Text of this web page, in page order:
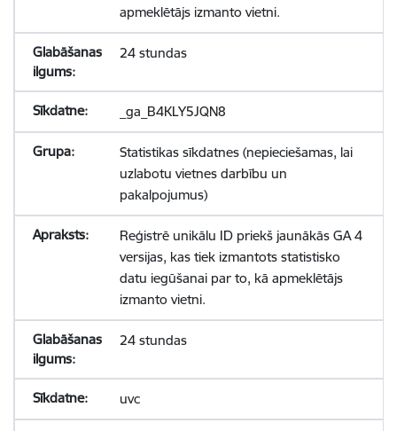
apmeklētājs izmanto vietni.
24 stundas
_ga_B4KLY5JQN8
Statistikas sīkdatnes (nepieciešamas, lai
uzlabotu vietnes darbību un
pakalpojumus)
Reģistrē unikālu ID priekš jaunākās GA 4
versijas, kas tiek izmantots statistisko
datu iegūšanai par to, kā apmeklētājs
izmanto vietni.
24 stundas
uvc